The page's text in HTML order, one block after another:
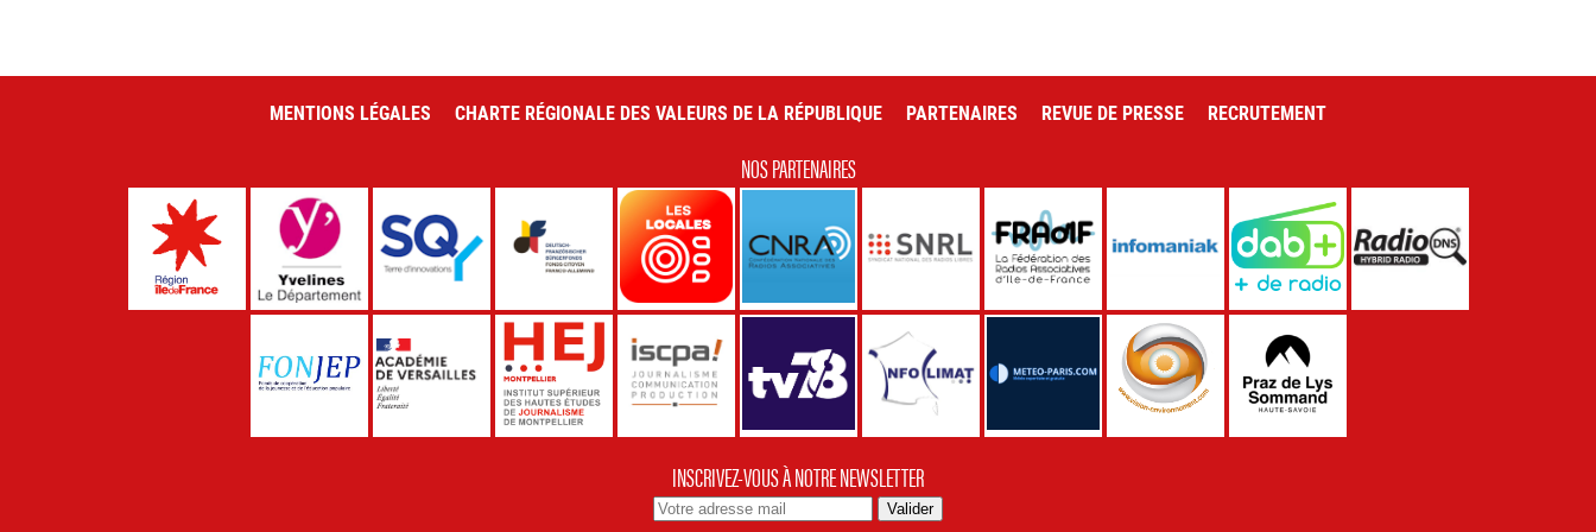
MENTIONS LÉGALES CHARTE RÉGIONALE DES VALEURS DE LA RÉPUBLIQUE PARTENAIRES REVUE DE PRESSE RECRUTEMENT
NOS PARTENAIRES
INSCRIVEZ-VOUS À NOTRE NEWSLETTER